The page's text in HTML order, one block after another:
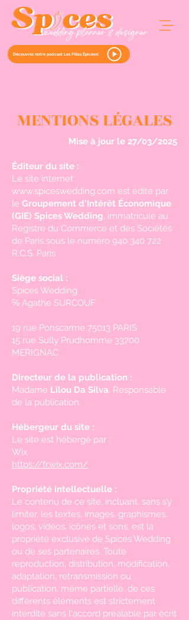
Découvrez notre podcast Les Filles Épicées!
MENTIONS LÉGALES
Mise à jour le 27/03/2025
Éditeur du site :
Le site internet
www.spiceswedding.com est édité par
le Groupement d'Intérêt Économique
(GIE) Spices Wedding, immatriculé au
Registre du Commerce et des Sociétés
de Paris sous le numéro 940 340 722
R.C.S. Paris
Siège social :
Spices Wedding
℅ Agathe SURCOUF
19 rue Ponscarme 75013 PARIS
15 rue Sully Prudhomme 33700
MERIGNAC
Directeur de la publication :
Madame Lilou Da Silva, Responsable
de la publication.
Hébergeur du site :
Le site est hébergé par :
Wix
https://fr.wix.com/
Propriété intellectuelle :
Le contenu de ce site, incluant, sans s’y
limiter, les textes, images, graphismes,
logos, vidéos, icônes et sons, est la
propriété exclusive de Spices Wedding
ou de ses partenaires. Toute
reproduction, distribution, modification,
adaptation, retransmission ou
publication, même partielle, de ces
différents éléments est strictement
interdite sans l'accord préalable par écrit